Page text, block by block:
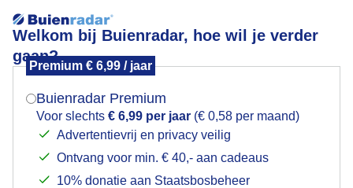
Welkom bij Buienradar, hoe wil je verder
gaan?
Premium € 6,99 / jaar
Buienradar Premium
Voor slechts € 6,99 per jaar (€ 0,58 per maand)
Advertentievrij en privacy veilig
Ontvang voor min. € 40,- aan cadeaus
10% donatie aan Staatsbosbeheer
Daar komt de regen
Mogen we je locatie gebruiken voor het
Indien je hier nog geen akkoord op hebt gegeven,
verschijnt er zo een pop-up uit je browser waarin